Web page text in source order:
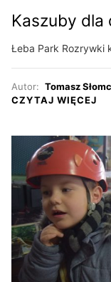
Kaszuby dla
Łeba Park Rozrywki
Autor: Tomasz
CZYTAJ WIĘCEJ